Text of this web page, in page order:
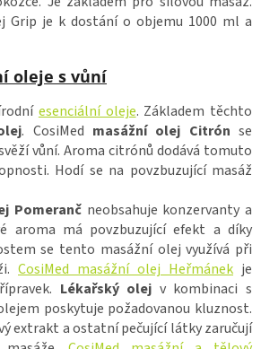
Grip je k dostání o objemu 1000 ml a
oleje s vůní
esenciální oleje. Základem těchto
. CosiMed masážní olej Citrón se
vůní. Aroma citrónů dodává tomuto
Hodí se na povzbuzující masáž
Pomeranč neobsahuje konzervanty a
aroma má povzbuzující efekt a díky
se tento masážní olej využívá při
CosiMed masážní olej Heřmánek je
Lékařský olej v kombinaci s
poskytuje požadovanou kluznost.
extrakt a ostatní pečující látky zaručují